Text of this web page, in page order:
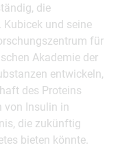
die
und seine
für
Akademie der
entwickeln,
des Proteins
von Insulin in
die zukünftig
bieten könnte.